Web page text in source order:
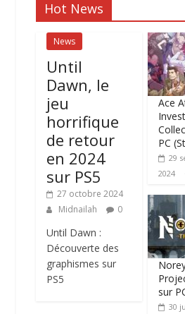
Hot News
News
Until
Dawn, le
jeu
horrifique
de retour
en 2024
sur PS5
27 octobre 2024
Midnailah
0
Until Dawn :
Découverte des
graphismes sur
PS5
Ace
PC
29
2024
sur
30